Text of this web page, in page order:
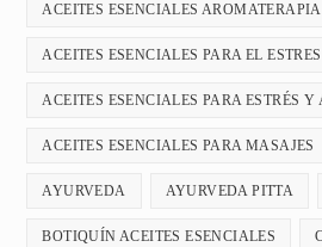
ACEITES ESENCIALES
ACEITES ESENCIALES PARA EL ESTRES
ACEITES ESENCIALES PARA ESTRÉS
ACEITES ESENCIALES PARA MASAJES
AYURVEDA AYURVEDA PITTA
BOTIQUÍN ACEITES ESENCIALES